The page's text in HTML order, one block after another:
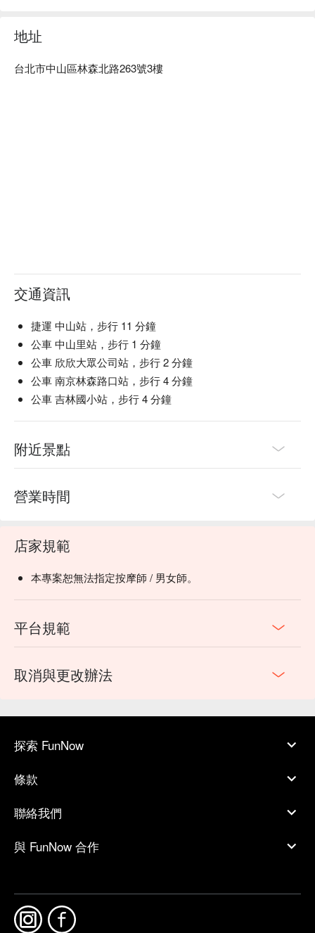
地址
台北市中山區林森北路263號3樓
交通資訊
捷運 中山站，步行 11 分鐘
公車 中山里站，步行 1 分鐘
公車 欣欣大眾公司站，步行 2 分鐘
公車 南京林森路口站，步行 4 分鐘
公車 吉林國小站，步行 4 分鐘
附近景點
營業時間
店家規範
本專案恕無法指定按摩師 / 男女師。
平台規範
取消與更改辦法
探索 FunNow
條款
聯絡我們
與 FunNow 合作